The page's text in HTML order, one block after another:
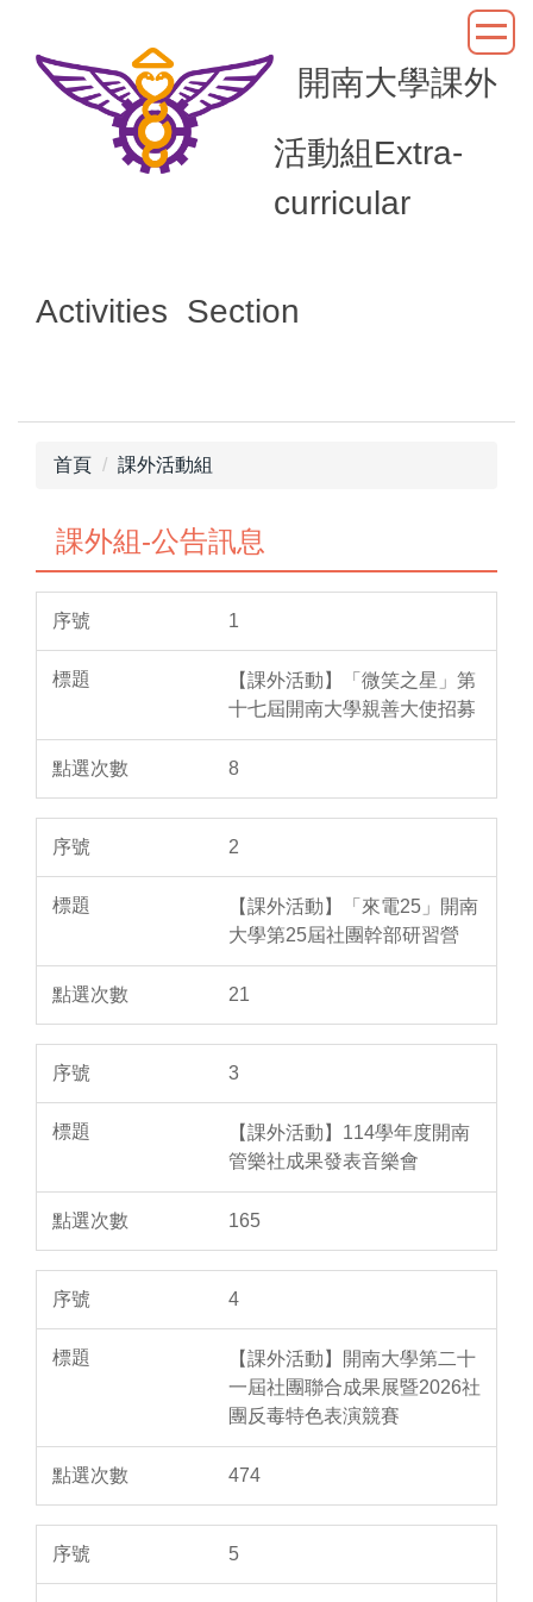
開南大學課外
活動組Extra-
curricular
Activities Section
首頁 課外活動組
課外組-公告訊息
1
【課外活動】「微笑之星」第
十七屆開南大學親善大使招募
8
2
【課外活動】「來電25」開南
大學第25屆社團幹部研習營
21
3
【課外活動】114學年度開南
管樂社成果發表音樂會
165
4
【課外活動】開南大學第二十
一屆社團聯合成果展暨2026社
團反毒特色表演競賽
474
5